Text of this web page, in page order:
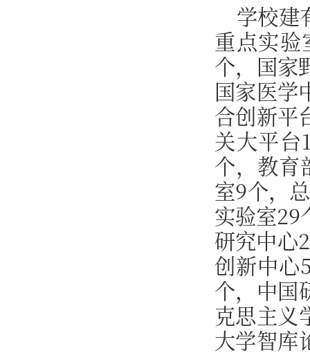
学校建
重点实验
个，国家
国家医学
合创新平
关大平台
个，教育
室9个，
实验室29
研究中心
创新中心
个，中国
克思主义
大学智库